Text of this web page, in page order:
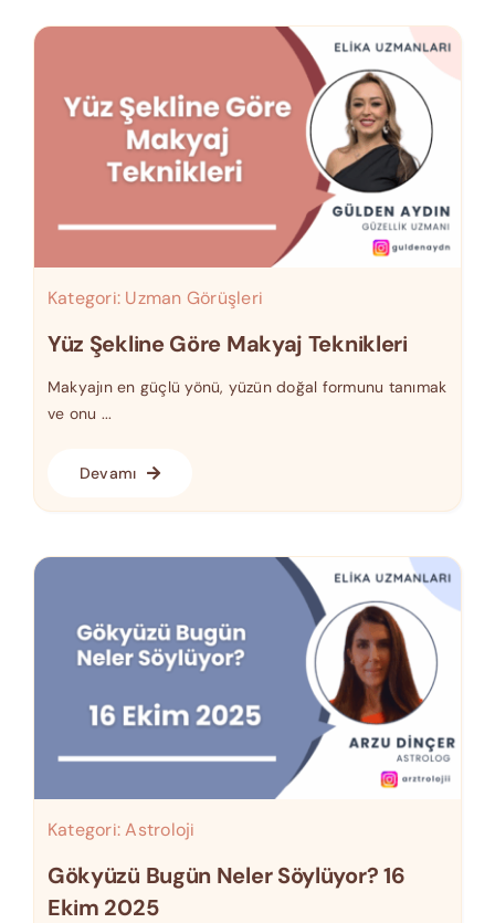
Kategori: Uzman Görüşleri
Yüz Şekline Göre Makyaj Teknikleri
Makyajın en güçlü yönü, yüzün doğal formunu tanımak
ve onu ...
Devamı
Kategori:Astroloji
Gökyüzü Bugün Neler Söylüyor? 16
Ekim 2025